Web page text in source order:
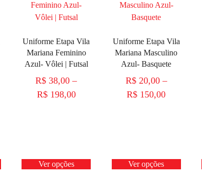
Uniforme Etapa Vila
Mariana Feminino
Azul- Vôlei | Futsal
R$ 38,00 –
R$198,00
Ver opções
Uniforme Etapa Vila
Mariana Masculino
Azul- Basquete
R$20,00 –
R$ 150,00
Ver opções